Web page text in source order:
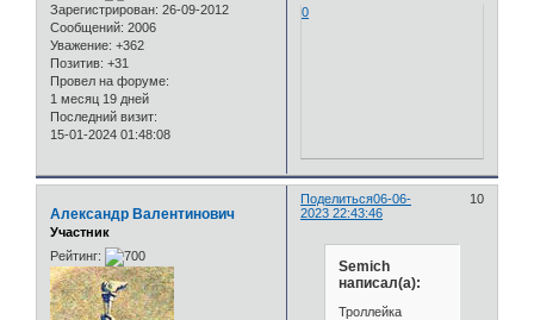
Зарегистрирован: 26-09-2012
Сообщений: 2006
Уважение: +362
Позитив: +31
Провел на форуме:
1 месяц 19 дней
Последний визит:
15-01-2024 01:48:08
0
Поделиться 10
06-06-
2023 22:43:46
Александр Валентинович
Участник
Рейтинг:
Semich
написал(а):
Троллейка